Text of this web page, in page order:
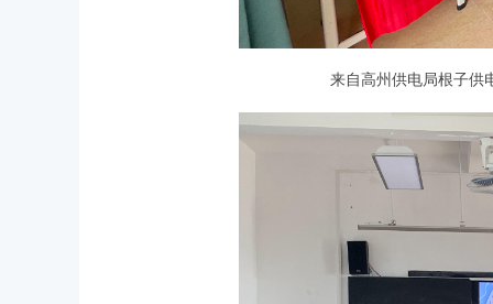
来自高州供电局根子供